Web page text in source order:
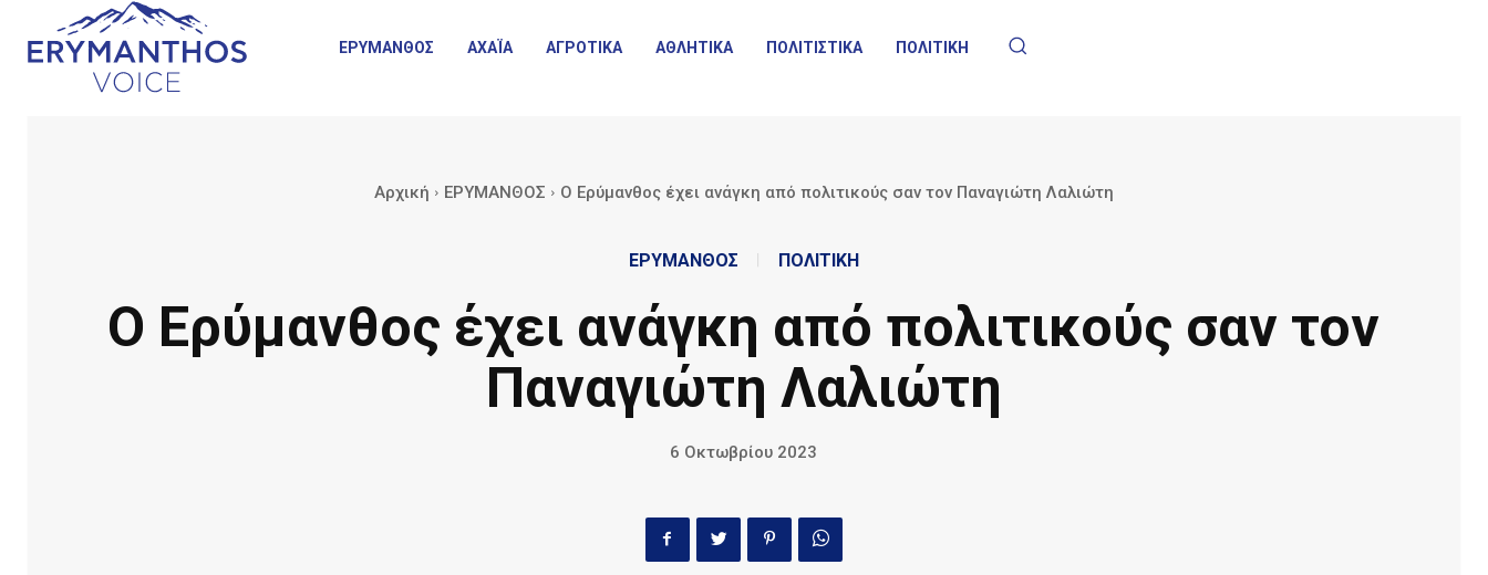
ΕΡΥΜΑΝΘΟΣ ΑΧΑΪΑ ΑΓΡΟΤΙΚΑ ΑΘΛΗΤΙΚΑ ΠΟΛΙΤΙΣΤΙΚΑ ΠΟΛΙΤΙΚΗ
Αρχική ΕΡΥΜΑΝΘΟΣ Ο Ερύμανθος έχει ανάγκη από πολιτικούς σαν τον Παναγιώτη Λαλιώτη
ΕΡΥΜΑΝΘΟΣ ΠΟΛΙΤΙΚΗ
Ο Ερύμανθος έχει ανάγκη από πολιτικούς σαν τον
Παναγιώτη Λαλιώτη
6 Οκτωβρίου 2023